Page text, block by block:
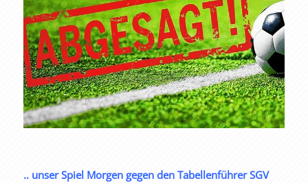
.. unser Spiel Morgen gegen den Tabellenführer SGV